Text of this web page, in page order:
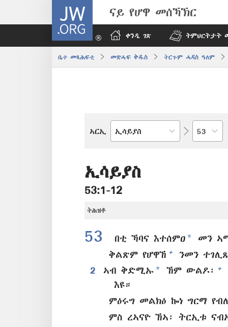
JW.ORG ናይ የሆዋ መሰኻኽር
ቀንዲ ገጽ ትምህርትታት
ቤተ መጻሕፍቲ መጽሓፍ ቅዱስ ትርጉም ሓዳስ ዓለም
ኣርኢ
መጻሕፍቲ
ምዕራፍ
ኢሳይያስ
53:1-12
ትሕዝቶ
53 በቲ ኻባና እተሰምዐ *
መን
ቅልጽም የሆዋኸ +
ንመን
2
ኣብ ቅድሚኡ * ኸም ውልዶ፡ +
እዩ።
ምዕሩግ መልክዕ ኰነ ግርማ
ምስ ረኣናዮ ኸኣ፡ ትርኢቱ